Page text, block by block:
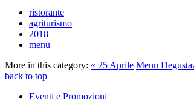
ristorante
agriturismo
2018
menu
More in this category: « 25 Aprile Menu
back to top
Eventi e Promozioni